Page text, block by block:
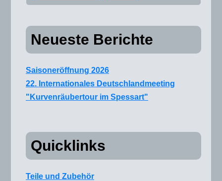
Neueste Berichte
Saisoneröffnung 2026
22. Internationales Deutschlandmeeting
"Kurvenräubertour im Spessart"
Quicklinks
Teile und Zubehör